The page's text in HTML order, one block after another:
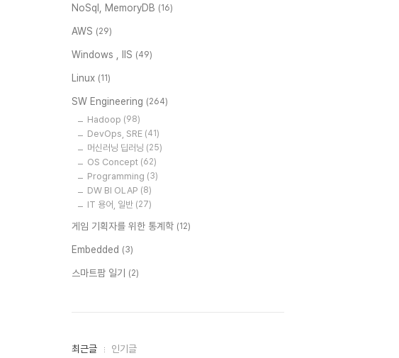
NoSql, MemoryDB (16)
AWS (29)
Windows , IIS (49)
Linux (11)
SW Engineering (264)
Hadoop (98)
DevOps, SRE (41)
머신러닝 딥러닝 (25)
OS Concept (62)
Programming (3)
DW BI OLAP (8)
IT 용어, 일반 (27)
게임 기획자를 위한 통계학 (12)
Embedded (3)
스마트팜 일기 (2)
최
최근글 인기글